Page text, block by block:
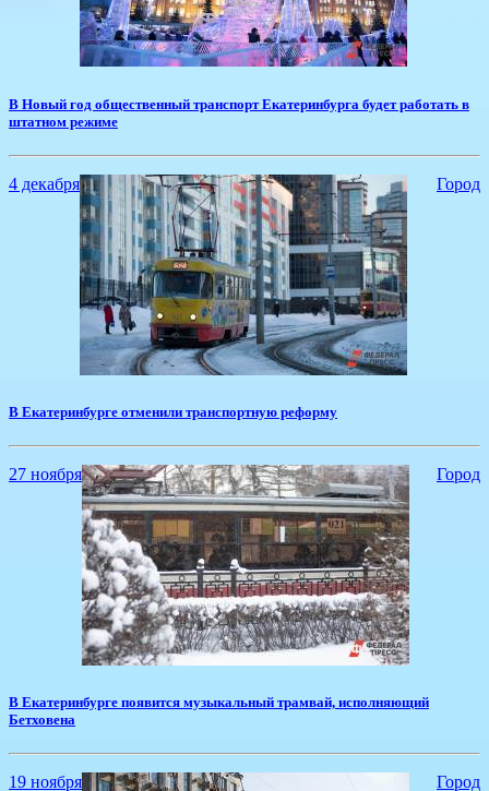
​В Новый год общественный транспорт Екатеринбурга будет работать в
штатном режиме
4 декабря Город
В Екатеринбурге отменили транспортную реформу
27 ноября Город
​В Екатеринбурге появится музыкальный трамвай, исполняющий
Бетховена
19 ноября Город